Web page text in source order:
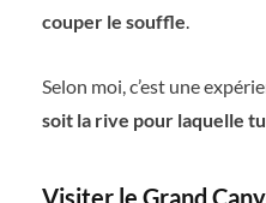
couper le souffle
Selon moi, c’est une
soit la rive pour laquelle
Visiter le Grand